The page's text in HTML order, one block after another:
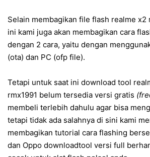
Selain membagikan file flash realme x2
ini kami juga akan membagikan cara
dengan 2 cara, yaitu dengan
(ota) dan PC (ofp file).
Tetapi untuk saat ini download tool
rmx1991 belum tersedia versi gratis
membeli terlebih dahulu agar bisa
tetapi tidak ada salahnya di sini kami
membagikan tutorial cara flashing
dan Oppo downloadtool versi full